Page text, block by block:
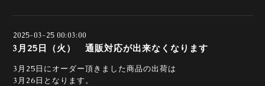
2025-03-25 00:03:00
3月25日（火） 通販対応が出来なくなります
3月25日にオーダー頂きました商品の出荷は
3月26日となります。